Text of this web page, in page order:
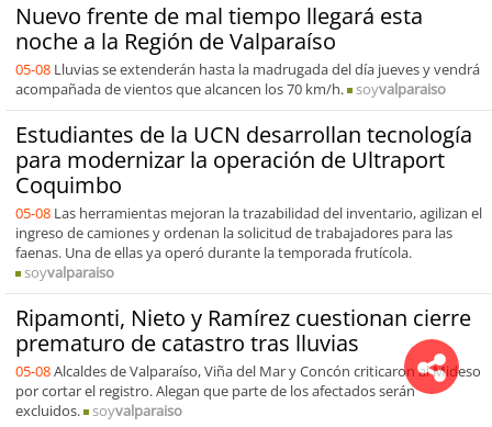
Nuevo frente de mal tiempo llegará esta
noche a la Región de Valparaíso
05-08 Lluvias se extenderán hasta la madrugada del día jueves y vendrá
acompañada de vientos que alcancen los 70 km/h.
soyvalparaiso
Estudiantes de la UCN desarrollan tecnología
para modernizar la operación de Ultraport
Coquimbo
05-08 Las herramientas mejoran la trazabilidad del inventario, agilizan el
ingreso de camiones y ordenan la solicitud de trabajadores para las
faenas. Una de ellas ya operó durante la temporada frutícola.
soyvalparaiso
Ripamonti, Nieto y Ramírez cuestionan cierre
prematuro de catastro tras lluvias
05-08Alcaldes de Valparaíso, Viña del Mar y Concón criticaron al Mideso
por cortar el registro. Alegan que parte de los afectados serán
excluidos.
soyvalparaiso